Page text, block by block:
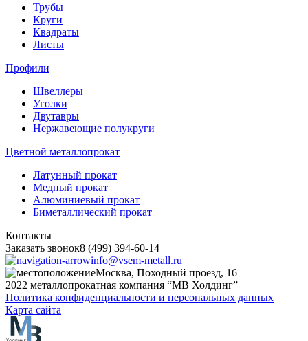
Трубы
Круги
Квадраты
Листы
Профили
Швеллеры
Уголки
Двутавры
Нержавеющие полукруги
Цветной металлопрокат
Латунный прокат
Медный прокат
Алюминиевый прокат
Биметаллический прокат
Контакты
Заказать звонок8 (499) 394-60-14
info@vsem-metall.ru
Москва, Походный проезд, 16
2022 металлопрокатная компания “MB Холдинг”
Политика конфиденциальности и персональных данных
Карта сайта